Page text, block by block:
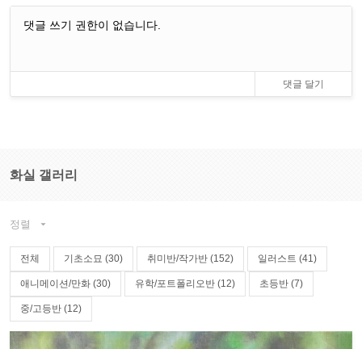
댓글 쓰기 권한이 없습니다.
화실 갤러리
정렬 
전체 기초소묘 (30) 취미반/작가반 (152) 일러스트 (41)
애니메이션/만화 (30) 유학/포트폴리오반 (12) 초등반 (7)
중/고등반 (12)